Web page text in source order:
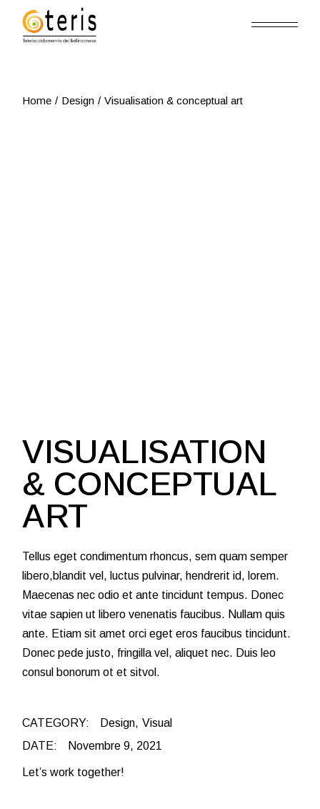
content
Home Design Visualisation & conceptual art
VISUALISATION
& CONCEPTUAL
ART
Tellus eget condimentum rhoncus, sem quam semper
libero,blandit vel, luctus pulvinar, hendrerit id, lorem.
Maecenas nec odio et ante tincidunt tempus. Donec
vitae sapien ut libero venenatis faucibus. Nullam quis
ante. Etiam sit amet orci eget eros faucibus tincidunt.
Donec pede justo, fringilla vel, aliquet nec. Duis leo
consul bonorum ot et sitvol.
CATEGORY: Design
Visual
DATE:
Novembre 9, 2021
Let’s work together!